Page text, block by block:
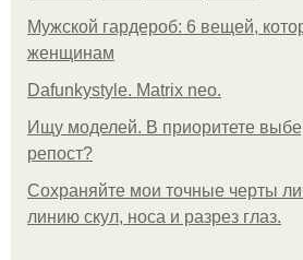
Мужской гардероб: 6 вещей,
женщинам
Dafunkystyle. Matrix neo.
Ищу моделей. В приоритете
репост?
Сохраняйте мои точные черты
линию скул, носа и разрез глаз.